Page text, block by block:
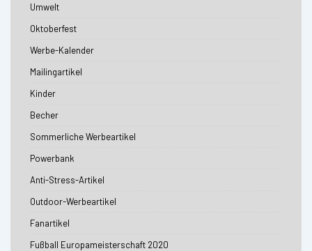
Umwelt
Oktoberfest
Werbe-Kalender
Mailingartikel
Kinder
Becher
Sommerliche Werbeartikel
Powerbank
Anti-Stress-Artikel
Outdoor-Werbeartikel
Fanartikel
Fußball Europameisterschaft 2020